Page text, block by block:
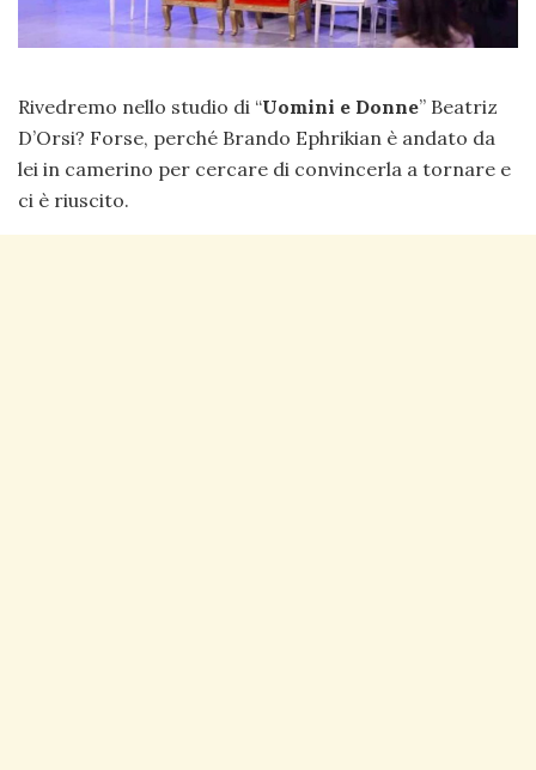
Rivedremo nello studio di “Uomini e Donne” Beatriz
D’Orsi? Forse, perché Brando Ephrikian è andato da
lei in camerino per cercare di convincerla a tornare e
ci è riuscito.